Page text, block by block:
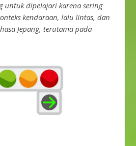
untuk dipelajari karena sering
kendaraan, lalu lintas, dan
Jepang, terutama pada